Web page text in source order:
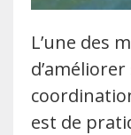
L’une des
est de